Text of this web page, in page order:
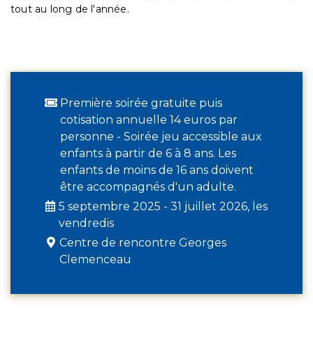
tout au long de l'année.
Première soirée gratuite puis
cotisation annuelle 14 euros par
personne - Soirée jeu accessible aux
enfants à partir de 6 à 8 ans. Les
enfants de moins de 16 ans doivent
être accompagnés d'un adulte.
5 septembre 2025 - 31 juillet 2026, les
vendredis
Centre de rencontre Georges
Clemenceau